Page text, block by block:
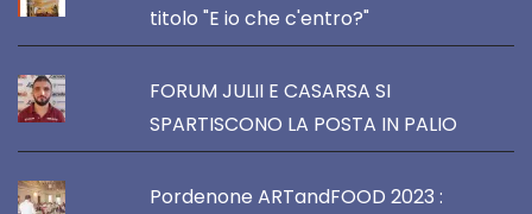
titolo "E io che c'entro?"
FORUM JULII E CASARSA SI
SPARTISCONO LA POSTA IN PALIO
Pordenone ARTandFOOD 2023 :